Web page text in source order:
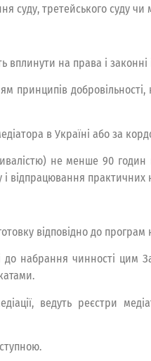
суду, третейського суду
на права і законні
принципів
в Україні або за
не менше 90
і відпрацювання практичних
відповідно до
до набрання чинності
ведуть реєстри